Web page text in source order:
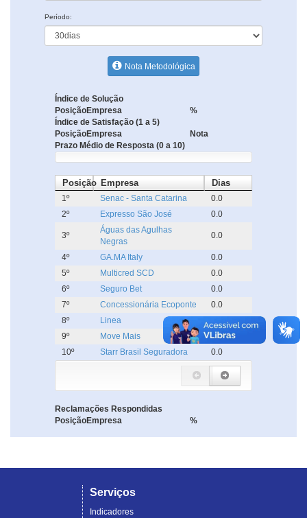
Período:
Nota Metodológica
Índice de Solução
PosiçãoEmpresa
%
Índice de Satisfação (1 a 5)
PosiçãoEmpresa
Nota
Prazo Médio de Resposta (0 a 10)
Posição Empresa Dias
1º Senac - Santa Catarina
0.0
2º
Expresso São José 0.0
3º
Águas das Agulhas
Negras
0.0
4º GA.MA Italy
0.0
5º
Multicred SCD
0.0
6º
Seguro Bet
0.0
7º
Concessionária Ecoponte
0.0
8º
Linea
9º
Move Mais
0.0
10º
Starr Brasil Seguradora 0.0
Reclamações Respondidas
PosiçãoEmpresa %
Serviços
Indicadores